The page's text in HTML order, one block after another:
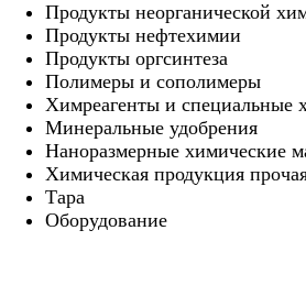
Продукты неорганической
Продукты нефтехимии
Продукты оргсинтеза
Полимеры и сополимеры
Химреагенты и специальные
Минеральные удобрения
Наноразмерные химические
Химическая продукция
Тара
Оборудование